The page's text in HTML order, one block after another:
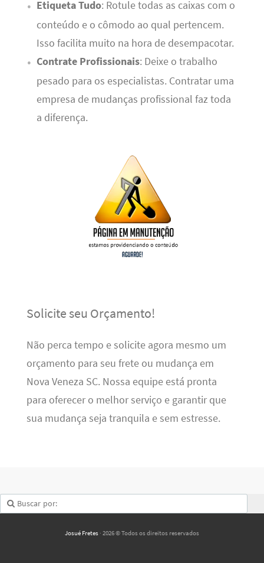
Etiqueta Tudo: Rotule todas as caixas com o
conteúdo e o cômodo ao qual pertencem.
Isso facilita muito na hora de desempacotar.
Contrate Profissionais: Deixe o trabalho
pesado para os especialistas. Contratar uma
empresa de mudanças profissional faz toda
a diferença.
Solicite seu Orçamento!
Não perca tempo e solicite agora mesmo um
orçamento para seu frete ou mudança em
Nova Veneza SC. Nossa equipe está pronta
para oferecer o melhor serviço e garantir que
sua mudança seja tranquila e sem estresse.
Josué Fretes · 2026 © Todos os direitos reservados